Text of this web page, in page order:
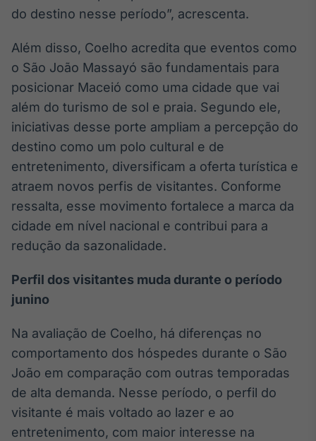
IA
BroadFast
Em breve
Gestão de
Investimentos
Tokenização
de ativos
Em breve
do destino nesse período”, acrescenta.
Além disso, Coelho acredita que eventos como
o São João Massayó são fundamentais para
posicionar Maceió como uma cidade que vai
além do turismo de sol e praia. Segundo ele,
iniciativas desse porte ampliam a percepção do
destino como um polo cultural e de
entretenimento, diversificam a oferta turística e
atraem novos perfis de visitantes. Conforme
ressalta, esse movimento fortalece a marca da
cidade em nível nacional e contribui para a
redução da sazonalidade.
Perfil dos visitantes muda durante o período
junino
Na avaliação de Coelho, há diferenças no
comportamento dos hóspedes durante o São
João em comparação com outras temporadas
de alta demanda. Nesse período, o perfil do
visitante é mais voltado ao lazer e ao
entretenimento, com maior interesse na